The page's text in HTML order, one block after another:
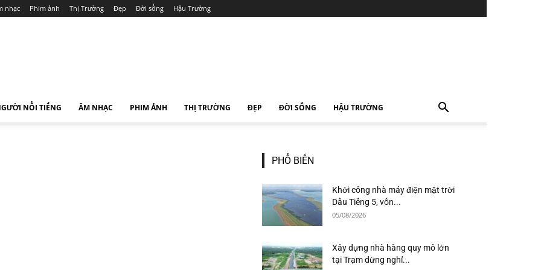
nhạc Phim ảnh Thị Trường Đẹp Đời sống Hậu Trường
NỔI TIẾNG ÂM NHẠC PHIM ẢNH THỊ TRƯỜNG ĐẸP ĐỜI SỐNG HẬU TRƯỜNG
PHỔ BIẾN
Khởi công nhà máy điện mặt trời
Dầu Tiếng 5, vốn...
05/08/2026
Xây dựng nhà hàng quy mô lớn
tại Trạm dừng nghỉ...